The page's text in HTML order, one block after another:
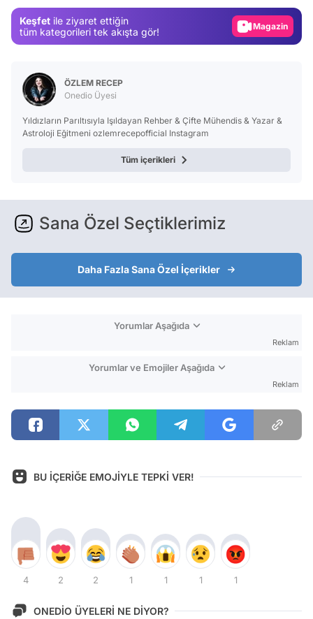
Keşfet ile ziyaret ettiğin
tüm kategorileri tek akışta gör!
Magazin
ÖZLEM RECEP
Onedio Üyesi
Yıldızların Parıltısıyla Işıldayan Rehber & Çifte Mühendis & Yazar &
Astroloji Eğitmeni ozlemrecepofficial Instagram
Tüm içerikleri
Sana Özel Seçtiklerimiz
Daha Fazla Sana Özel İçerikler
Yorumlar Aşağıda
Reklam
Yorumlar ve Emojiler Aşağıda
Reklam
BU İÇERİĞE EMOJİYLE TEPKİ VER!
4 2 2 1 1 1 1
ONEDİO ÜYELERİ NE DİYOR?